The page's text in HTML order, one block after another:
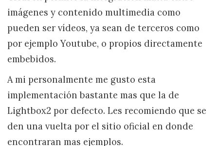
imágenes y contenido multimedia como
pueden ser vídeos, ya sean de terceros como
por ejemplo Youtube, o propios directamente
embebidos.
A mi personalmente me gusto esta
implementación bastante mas que la de
Lightbox2 por defecto. Les recomiendo que se
den una vuelta por el sitio oficial en donde
encontraran mas ejemplos.